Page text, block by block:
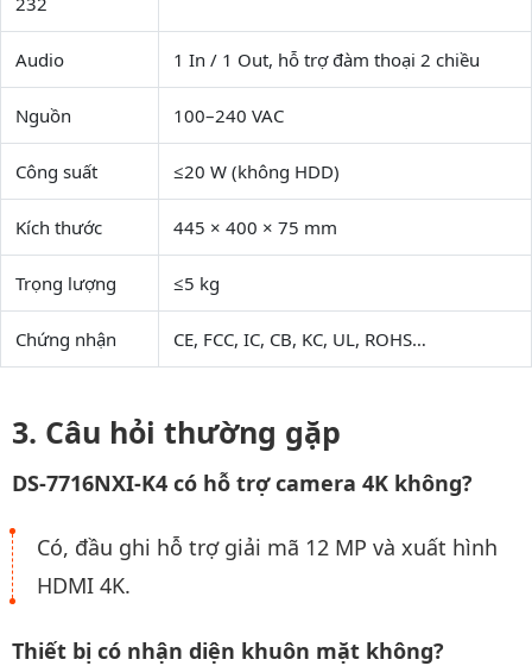
Audio 1 In / 1 Out, hỗ trợ đàm thoại 2 chiều
Nguồn 100–240 VAC
Công suất ≤20 W (không HDD)
Kích thước 445 × 400 × 75 mm
Trọng lượng ≤5 kg
Chứng nhận CE, FCC, IC, CB, KC, UL, ROHS…
Câu hỏi thường gặp
DS-7716NXI-K4 có hỗ trợ camera 4K không?
Có, đầu ghi hỗ trợ giải mã 12 MP và xuất hình
HDMI 4K.
Thiết bị có nhận diện khuôn mặt không?